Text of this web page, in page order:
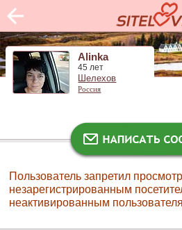
Alinka
45 лет
Шелехов
Россия
Пользователь запретил
незарегистрированным
неактивированным